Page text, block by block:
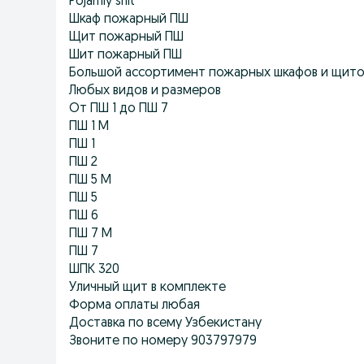
Шкаф пожарный ПШ
Щит пожарный ПШ
Шит пожарный ПШ
Большой ассортимент пожарных шкафов и
Любых видов и размеров
От ПШ 1 до ПШ 7
ПШ 1 М
ПШ 1
ПШ 2
ПШ 5 М
ПШ 5
ПШ 6
ПШ 7 М
ПШ 7
ШПК 320
Уличный щит в комплекте
Форма оплаты любая
Доставка по всему Узбекистану
Звоните по номеру 903797979